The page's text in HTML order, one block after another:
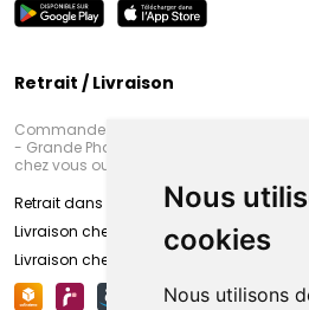
Nous
cookies
Nous utilisons
Retrait / Livraison
Commandez en ligne et venez chercher
- Grande Pharmacie d’Amiens
chez vous ou en point retrait
Retrait dans la pharmacie d’Amiens
Livraison chez vous
Livraison chez votre commerçant